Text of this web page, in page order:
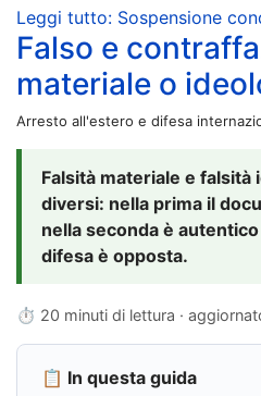
Leggi tutto: Sospensione
Falso e
materiale o
Arresto all'estero e difesa
Falsità materiale e falsità
diversi: nella prima il
nella seconda è
difesa è opposta.
⏱ 20 minuti di lettura ·
📋 In questa guida